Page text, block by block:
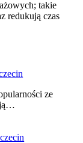
takie
redukują czas
ze